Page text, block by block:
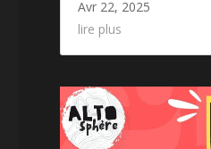
Avr 22, 2025
lire plus